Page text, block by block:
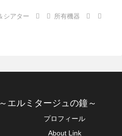
シアター
所有機器
エルミタージュの鐘～
プロフィール
About Link